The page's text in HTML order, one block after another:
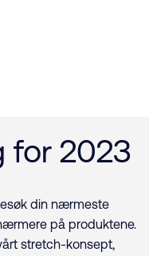
for 2023
din nærmeste
på produktene.
stretch-konsept,